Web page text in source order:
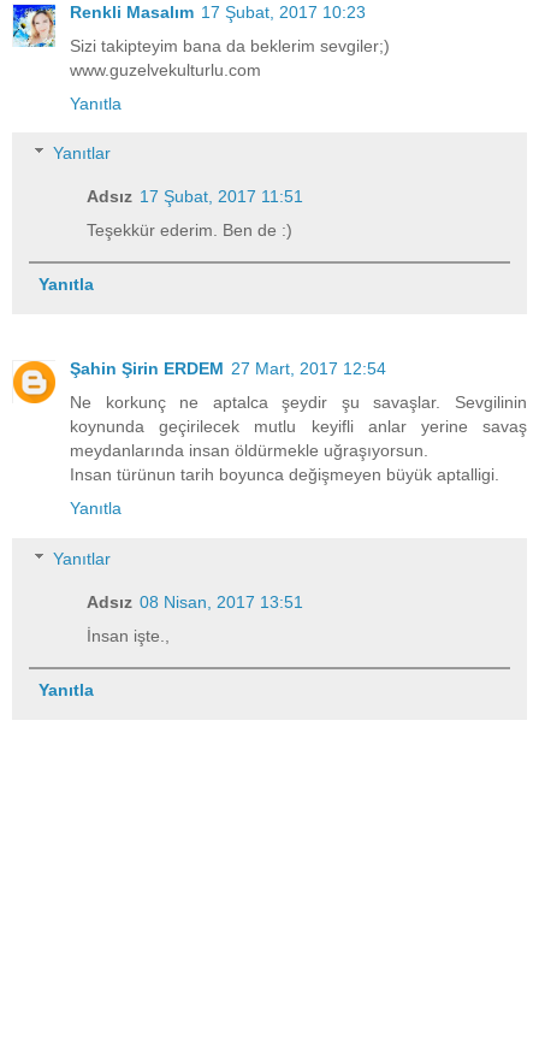
Renkli Masalım 17 Şubat, 2017 10:23
Sizi takipteyim bana da beklerim sevgiler;)
www.guzelvekulturlu.com
Yanıtla
Yanıtlar
Adsız 17 Şubat, 2017 11:51
Teşekkür ederim. Ben de :)
Yanıtla
Şahin Şirin ERDEM 27 Mart, 2017 12:54
Ne korkunç ne aptalca şeydir şu savaşlar. Sevgilinin
koynunda geçirilecek mutlu keyifli anlar yerine savaş
meydanlarında insan öldürmekle uğraşıyorsun.
Insan türünun tarih boyunca değişmeyen büyük aptalligi.
Yanıtla
Yanıtlar
Adsız 08 Nisan, 2017 13:51
İnsan işte.,
Yanıtla